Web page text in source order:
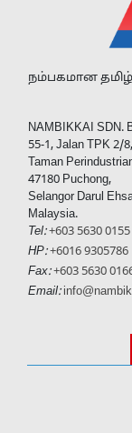
நம்பகமான தமிழ்
NAMBIKKAI SDN.
55-1, Jalan TPK 2/
Taman
47180 Puchong,
Selangor Darul
Malaysia.
Tel:+603 5630 0155
HP:+6016 9305786
Fax: +603 5630
Email: